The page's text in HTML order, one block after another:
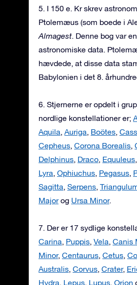
5. I 150 e. Kr skrev
Ptolemæus (som boede i
Almagest. Denne bog var
astronomiske data.
hævdede, at disse data
Babylonien i det 8.
6. Stjernerne er opdelt i
nordlige konstellationer er;
Aquila, Auriga, Boötes,
Cepheus, Corona Borealis,
Delphinus, Draco, Equuleus,
Lyra, Ophiuchus, Pegasus,
Sagitta, Serpens,
Majorog Ursa Minor.
7. Der er 17 sydlige
Carina, Puppis, Vela, Canis
Minor, Centaurus, Cetus,
Australis, Corvus, Crater,
Hydra, Lepus, Lupus, Orion